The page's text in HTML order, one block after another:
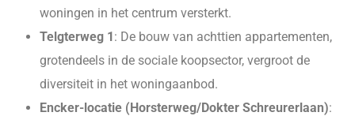
woningen in het centrum versterkt.
Telgterweg 1: De bouw van achttien appartementen,
grotendeels in de sociale koopsector, vergroot de
diversiteit in het woningaanbod.
Encker-locatie (Horsterweg/Dokter Schreurerlaan):